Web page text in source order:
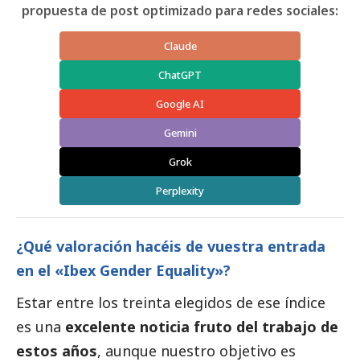
propuesta de post optimizado para redes sociales:
Claude
ChatGPT
Google AI
Gemini
Grok
Perplexity
¿Qué valoración hacéis de vuestra entrada
en el «Ibex Gender Equality»?
Estar entre los treinta elegidos de ese índice
es una excelente noticia fruto del trabajo de
estos años, aunque nuestro objetivo es